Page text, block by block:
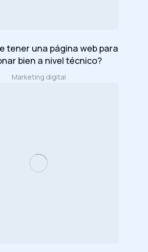
tener una página web para
bien a nivel técnico?
Marketing digital